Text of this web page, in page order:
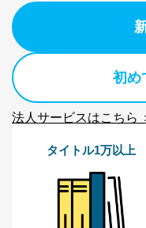
だ企業に、業務
供先企業に個人情
委託・提供先企
が、これらに限
委託先：カス
トカード決済
提供先：出版
店など商品の
販売店などの
４．開示対象個人情
初め
法人サービスはこちら
タイトル1万以上